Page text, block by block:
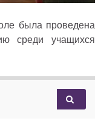
была проведена
среди учащихся